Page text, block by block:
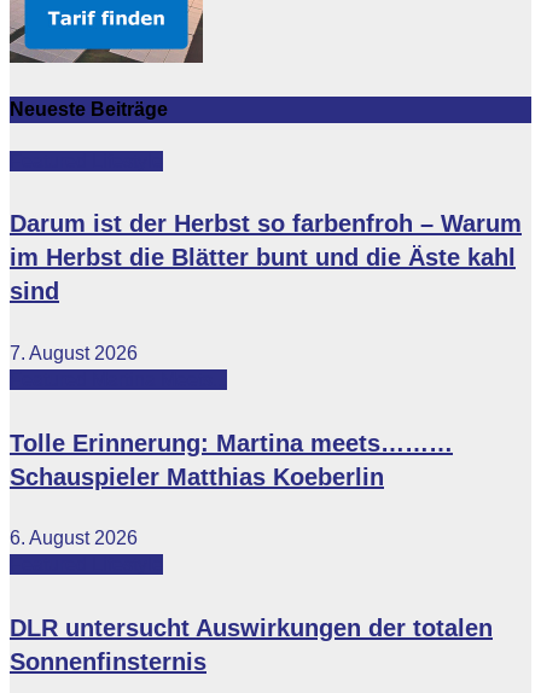
Neueste Beiträge
Darum ist der Herbst so farbenfroh – Warum
im Herbst die Blätter bunt und die Äste kahl
sind
7. August 2026
Tolle Erinnerung: Martina meets………
Schauspieler Matthias Koeberlin
6. August 2026
DLR untersucht Auswirkungen der totalen
Sonnenfinsternis